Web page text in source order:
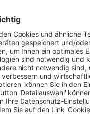
ist Mitgründer der
Produktpasses, die
CIRPASS entwickelt
EU Kommission. In einem
das Projekt
um. 2022 leitete er innerhalb
Textilien und
den ersten
für Textilien ( https://
Award. In der Schweiz
sein Masterstudium an der